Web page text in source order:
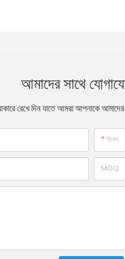
আমাদের সাথে
রেখে দিন যাতে আমরা আপনাকে
ইমেল
MOQ